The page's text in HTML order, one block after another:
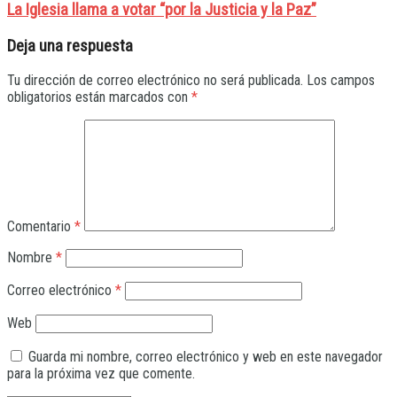
La Iglesia llama a votar “por la Justicia y la Paz”
Deja una respuesta
Tu dirección de correo electrónico no será publicada. Los campos
obligatorios están marcados con *
Comentario *
Nombre *
Correo electrónico *
Web
Guarda mi nombre, correo electrónico y web en este navegador
para la próxima vez que comente.